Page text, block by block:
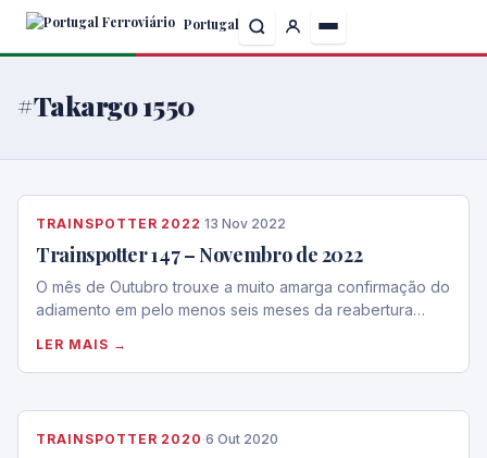
Skip
content
Portugal
#Takargo 1550
TRAINSPOTTER 2022 ·13 Nov 2022
Trainspotter 147 – Novembro de 2022
O mês de Outubro trouxe a muito amarga confirmação do
adiamento em pelo menos seis meses da reabertura…
LER MAIS →
TRAINSPOTTER 2020 ·6 Out 2020